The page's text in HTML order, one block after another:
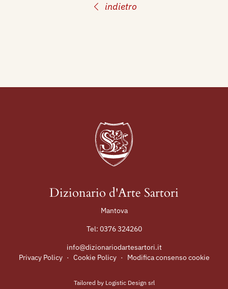
indietro
Dizionario d'Arte Sartori
Mantova
Tel: 0376 324260
info@dizionariodartesartori.it
Privacy Policy · Cookie Policy · Modifica consenso cookie
Tailored by Logistic Design srl